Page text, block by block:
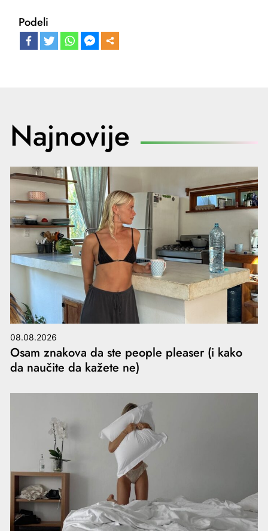
Podeli
Najnovije
08.08.2026
Osam znakova da ste people pleaser (i kako
da naučite da kažete ne)